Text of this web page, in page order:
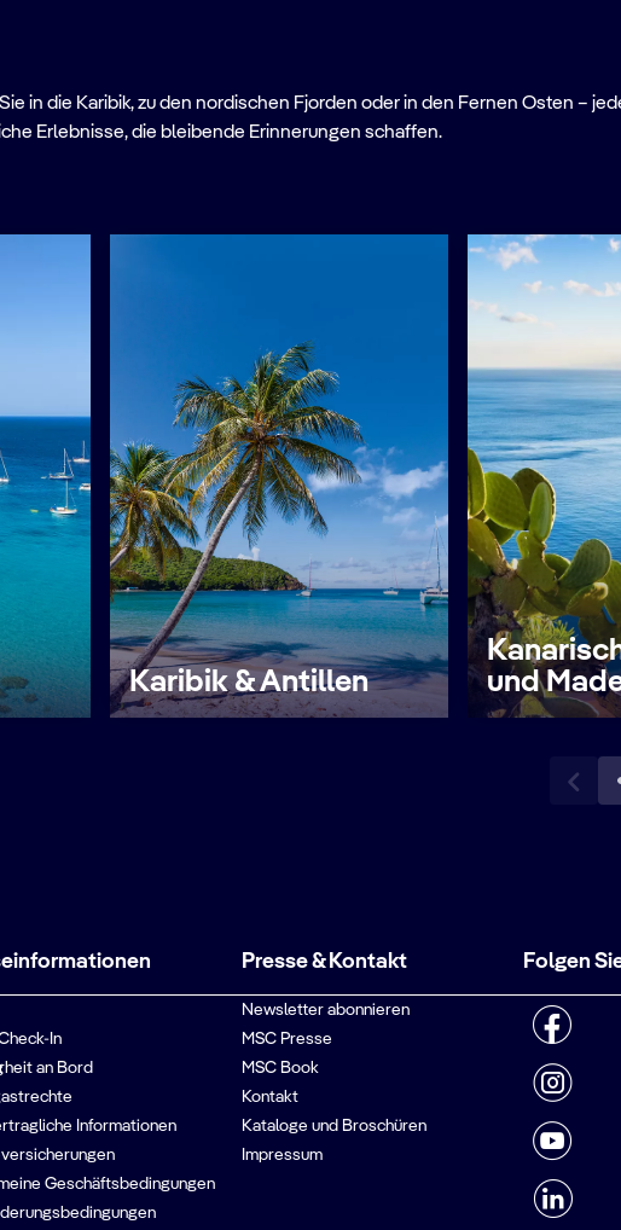
in die Karibik, zu den nordischen Fjorden oder in den Fernen Osten –
Erlebnisse, die bleibende Erinnerungen schaffen.
Karibik & Antillen
und
In
an Bord
Informationen
Geschäftsbedingungen
Presse & Kontakt
Newsletter abonnieren
MSC Presse
MSC Book
Kontakt
Kataloge und Broschüren
Impressum
Folgen